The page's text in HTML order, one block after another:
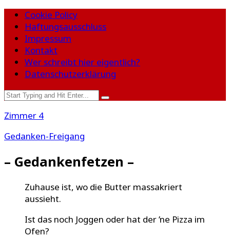
Cookie Policy
Haftungsausschluss
Impressum
Kontakt
Wer schreibt hier eigentlich?
Datenschutzerklärung
Zimmer 4
Gedanken-Freigang
– Gedankenfetzen –
Zuhause ist, wo die Butter massakriert
aussieht.
Ist das noch Joggen oder hat der ’ne Pizza im
Ofen?